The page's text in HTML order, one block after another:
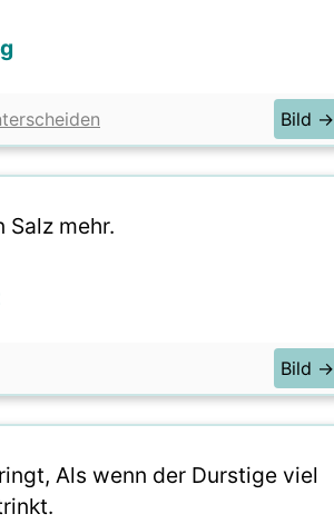
Bild →
Salz mehr.
Bild →
Als wenn der Durstige viel